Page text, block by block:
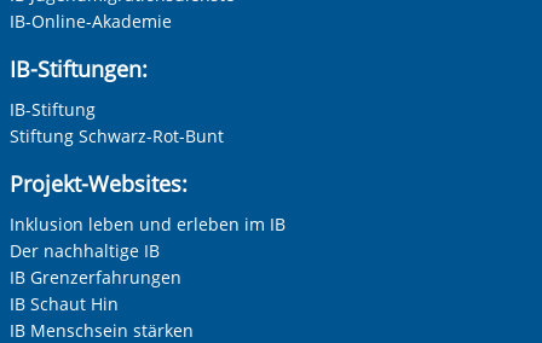
IB-Online-Akademie
IB-Stiftungen:
IB-Stiftung
Stiftung Schwarz-Rot-Bunt
Projekt-Websites:
Inklusion leben und erleben im IB
Der nachhaltige IB
IB Grenzerfahrungen
IB Schaut Hin
IB Menschsein stärken